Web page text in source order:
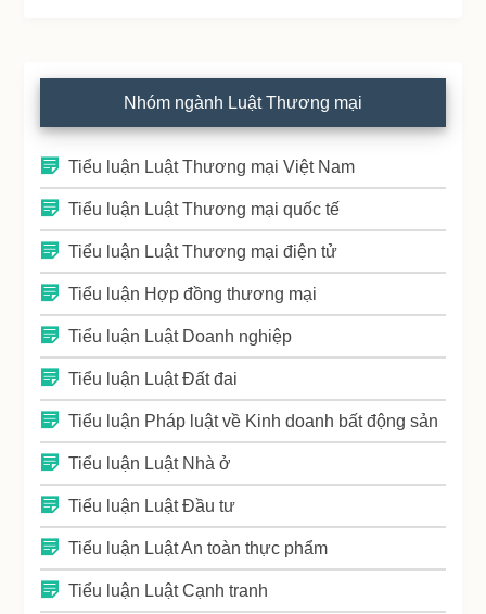
Nhóm ngành Luật Thương mại
Tiểu luận Luật Thương mại Việt Nam
Tiểu luận Luật Thương mại quốc tế
Tiểu luận Luật Thương mại điện tử
Tiểu luận Hợp đồng thương mại
Tiểu luận Luật Doanh nghiệp
Tiểu luận Luật Đất đai
Tiểu luận Pháp luật về Kinh doanh bất động sản
Tiểu luận Luật Nhà ở
Tiểu luận Luật Đầu tư
Tiểu luận Luật An toàn thực phẩm
Tiểu luận Luật Cạnh tranh